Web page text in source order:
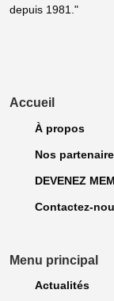
depuis 1981."
Accueil
À propos
Nos
DEVENEZ
Contactez-
Menu principal
Actualités